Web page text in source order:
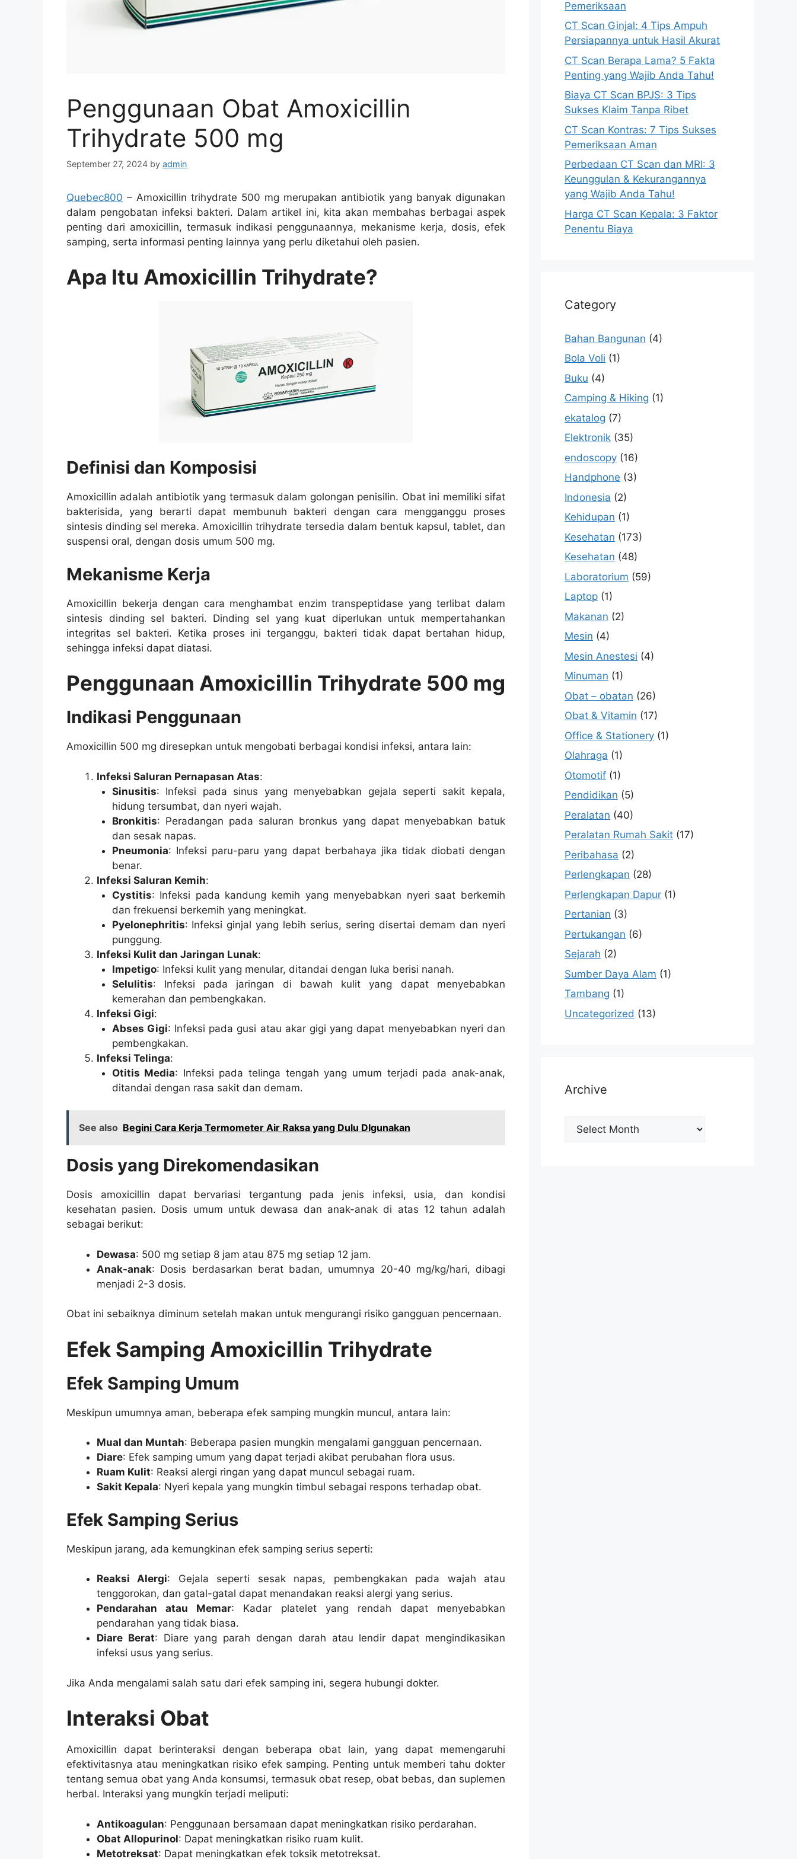
Penggunaan Obat Amoxicillin
Trihydrate 500 mg
September 27, 2024 by admin
Quebec800 – Amoxicillin trihydrate 500 mg merupakan antibiotik yang banyak digunakan
dalam pengobatan infeksi bakteri. Dalam artikel ini, kita akan membahas berbagai aspek
penting dari amoxicillin, termasuk indikasi penggunaannya, mekanisme kerja, dosis, efek
samping, serta informasi penting lainnya yang perlu diketahui oleh pasien.
Apa Itu Amoxicillin Trihydrate?
Definisi dan Komposisi
Amoxicillin adalah antibiotik yang termasuk dalam golongan penisilin. Obat ini memiliki sifat
bakterisida, yang berarti dapat membunuh bakteri dengan cara mengganggu proses
sintesis dinding sel mereka. Amoxicillin trihydrate tersedia dalam bentuk kapsul, tablet, dan
suspensi oral, dengan dosis umum 500 mg.
Mekanisme Kerja
Amoxicillin bekerja dengan cara menghambat enzim transpeptidase yang terlibat dalam
sintesis dinding sel bakteri. Dinding sel yang kuat diperlukan untuk mempertahankan
integritas sel bakteri. Ketika proses ini terganggu, bakteri tidak dapat bertahan hidup,
sehingga infeksi dapat diatasi.
Penggunaan Amoxicillin Trihydrate 500 mg
Indikasi Penggunaan
Amoxicillin 500 mg diresepkan untuk mengobati berbagai kondisi infeksi, antara lain:
Infeksi Saluran Pernapasan Atas:
Sinusitis: Infeksi pada sinus yang menyebabkan gejala seperti sakit kepala,
hidung tersumbat, dan nyeri wajah.
Bronkitis: Peradangan pada saluran bronkus yang dapat menyebabkan batuk
dan sesak napas.
Pneumonia: Infeksi paru-paru yang dapat berbahaya jika tidak diobati dengan
benar.
Infeksi Saluran Kemih:
Cystitis: Infeksi pada kandung kemih yang menyebabkan nyeri saat berkemih
dan frekuensi berkemih yang meningkat.
Pyelonephritis: Infeksi ginjal yang lebih serius, sering disertai demam dan nyeri
punggung.
Infeksi Kulit dan Jaringan Lunak:
Impetigo: Infeksi kulit yang menular, ditandai dengan luka berisi nanah.
Selulitis: Infeksi pada jaringan di bawah kulit yang dapat menyebabkan
kemerahan dan pembengkakan.
Infeksi Gigi:
Abses Gigi: Infeksi pada gusi atau akar gigi yang dapat menyebabkan nyeri dan
pembengkakan.
Infeksi Telinga:
Otitis Media: Infeksi pada telinga tengah yang umum terjadi pada anak-anak,
ditandai dengan rasa sakit dan demam.
See also Begini Cara Kerja Termometer Air Raksa yang Dulu DIgunakan
Dosis yang Direkomendasikan
Dosis amoxicillin dapat bervariasi tergantung pada jenis infeksi, usia, dan kondisi
kesehatan pasien. Dosis umum untuk dewasa dan anak-anak di atas 12 tahun adalah
sebagai berikut:
Dewasa: 500 mg setiap 8 jam atau 875 mg setiap 12 jam.
Anak-anak: Dosis berdasarkan berat badan, umumnya 20-40 mg/kg/hari, dibagi
menjadi 2-3 dosis.
Obat ini sebaiknya diminum setelah makan untuk mengurangi risiko gangguan pencernaan.
Efek Samping Amoxicillin Trihydrate
Efek Samping Umum
Meskipun umumnya aman, beberapa efek samping mungkin muncul, antara lain:
Mual dan Muntah: Beberapa pasien mungkin mengalami gangguan pencernaan.
Diare: Efek samping umum yang dapat terjadi akibat perubahan flora usus.
Ruam Kulit: Reaksi alergi ringan yang dapat muncul sebagai ruam.
Sakit Kepala: Nyeri kepala yang mungkin timbul sebagai respons terhadap obat.
Efek Samping Serius
Meskipun jarang, ada kemungkinan efek samping serius seperti:
Reaksi Alergi: Gejala seperti sesak napas, pembengkakan pada wajah atau
tenggorokan, dan gatal-gatal dapat menandakan reaksi alergi yang serius.
Pendarahan atau Memar: Kadar platelet yang rendah dapat menyebabkan
pendarahan yang tidak biasa.
Diare Berat: Diare yang parah dengan darah atau lendir dapat mengindikasikan
infeksi usus yang serius.
Jika Anda mengalami salah satu dari efek samping ini, segera hubungi dokter.
Interaksi Obat
Amoxicillin dapat berinteraksi dengan beberapa obat lain, yang dapat memengaruhi
efektivitasnya atau meningkatkan risiko efek samping. Penting untuk memberi tahu dokter
tentang semua obat yang Anda konsumsi, termasuk obat resep, obat bebas, dan suplemen
herbal. Interaksi yang mungkin terjadi meliputi:
Antikoagulan: Penggunaan bersamaan dapat meningkatkan risiko perdarahan.
Obat Allopurinol: Dapat meningkatkan risiko ruam kulit.
Metotreksat: Dapat meningkatkan efek toksik metotreksat.
Pemeriksaan
CT Scan Ginjal: 4 Tips Ampuh
Persiapannya untuk Hasil Akurat
CT Scan Berapa Lama? 5 Fakta
Penting yang Wajib Anda Tahu!
Biaya CT Scan BPJS: 3 Tips
Sukses Klaim Tanpa Ribet
CT Scan Kontras: 7 Tips Sukses
Pemeriksaan Aman
Perbedaan CT Scan dan MRI: 3
Keunggulan & Kekurangannya
yang Wajib Anda Tahu!
Harga CT Scan Kepala: 3 Faktor
Penentu Biaya
Category
Bahan Bangunan (4)
Bola Voli (1)
Buku (4)
Camping & Hiking (1)
ekatalog (7)
Elektronik (35)
endoscopy (16)
Handphone (3)
Indonesia (2)
Kehidupan (1)
Kesehatan (173)
Kesehatan (48)
Laboratorium (59)
Laptop (1)
Makanan (2)
Mesin (4)
Mesin Anestesi (4)
Minuman (1)
Obat – obatan (26)
Obat & Vitamin (17)
Office & Stationery (1)
Olahraga (1)
Otomotif (1)
Pendidikan (5)
Peralatan (40)
Peralatan Rumah Sakit (17)
Peribahasa (2)
Perlengkapan (28)
Perlengkapan Dapur (1)
Pertanian (3)
Pertukangan (6)
Sejarah (2)
Sumber Daya Alam (1)
Tambang (1)
Uncategorized (13)
Archive
Archive